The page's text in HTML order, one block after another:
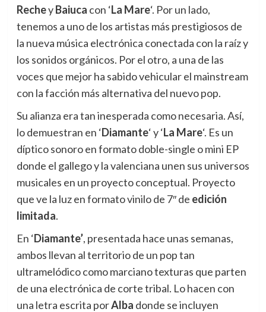
RecheyBaiuca con ‘La Mare‘. Por un lado,
tenemos a uno de los artistas más prestigiosos de
la nueva música electrónica conectada con la raíz y
los sonidos orgánicos. Por el otro, a una de las
voces que mejor ha sabido vehicular el mainstream
con la facción más alternativa del nuevo pop.
Su alianza era tan inesperada como necesaria. Así,
lo demuestran en ‘Diamante‘ y ‘La Mare‘. Es un
díptico sonoro en formato doble-single o mini EP
donde el gallego y la valenciana unen sus universos
musicales en un proyecto conceptual. Proyecto
que ve la luz en formato vinilo de 7″ de edición
limitada.
En ‘Diamante’, presentada hace unas semanas,
ambos llevan al territorio de un pop tan
ultramelódico como marciano texturas que parten
de una electrónica de corte tribal. Lo hacen con
una letra escrita porAlba donde se incluyen